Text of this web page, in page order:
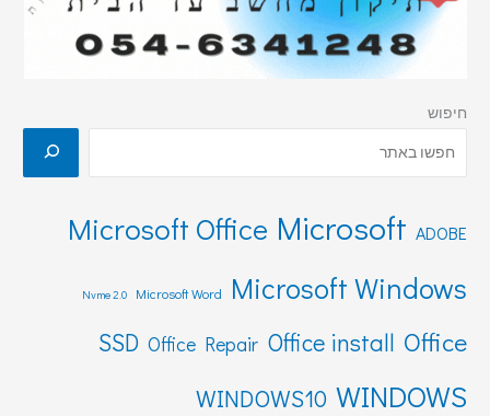
חיפוש
ADOBE
Microsoft
Microsoft Office
Microsoft Windows
Microsoft Word
Nvme 2.0
Office
Office install
Office Repair
SSD
WINDOWS
WINDOWS10